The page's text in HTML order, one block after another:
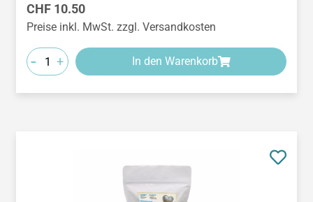
Regulärer Preis:
CHF 10.50
Preise inkl. MwSt. zzgl. Versandkosten
- + In den Warenkorb